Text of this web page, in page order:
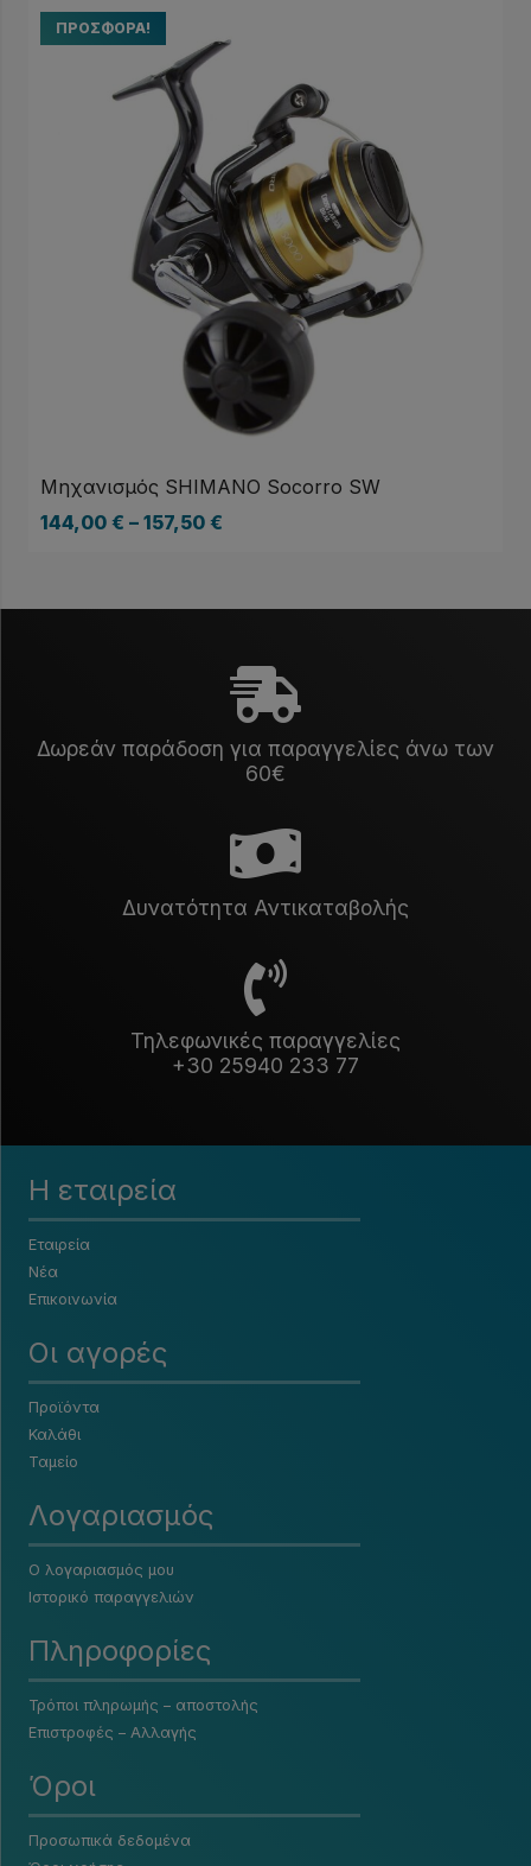
ΠΡΟΣΦΟΡΆ!
Μηχανισμός SHIMANO Socorro SW
144,00 € – 157,50 €
Δωρεάν παράδοση για παραγγελίες άνω των
60€
Δυνατότητα Αντικαταβολής
Τηλεφωνικές παραγγελίες
+30 25940 233 77
Η εταιρεία
Εταιρεία
Νέα
Επικοινωνία
Οι αγορές
Προϊόντα
Καλάθι
Ταμείο
Λογαριασμός
Ο λογαριασμός μου
Ιστορικό παραγγελιών
Πληροφορίες
Τρόποι πληρωμής – αποστολής
Επιστροφές – Αλλαγής
Όροι
Προσωπικά δεδομένα